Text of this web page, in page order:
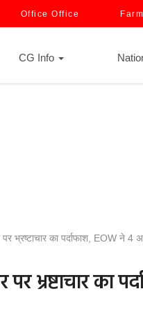
Office Office
CG Info
भ्रष्टाचार का पर्दाफाश, EOW ने 4
भ्रष्टाचार का